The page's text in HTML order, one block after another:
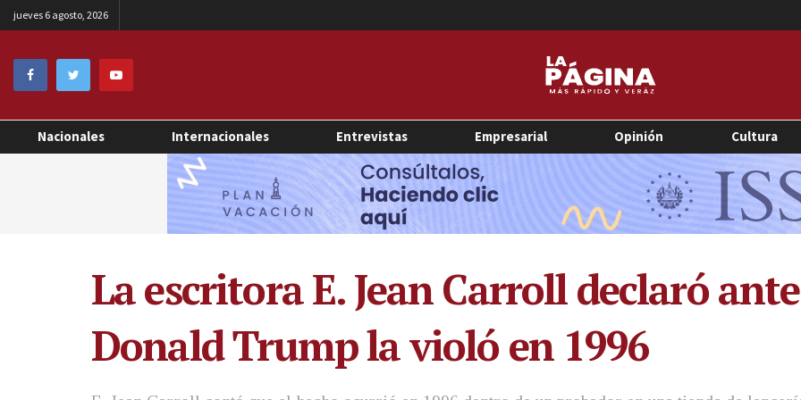
jueves 6 agosto, 2026
Nacionales Internacionales Entrevistas Empresarial Opinión Cultura
La escritora E. Jean Carroll declaró
Donald Trump la violó en 1996